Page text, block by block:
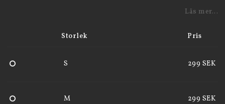
Läs mer...
Storlek Pris
S 299 SEK
M 299 SEK